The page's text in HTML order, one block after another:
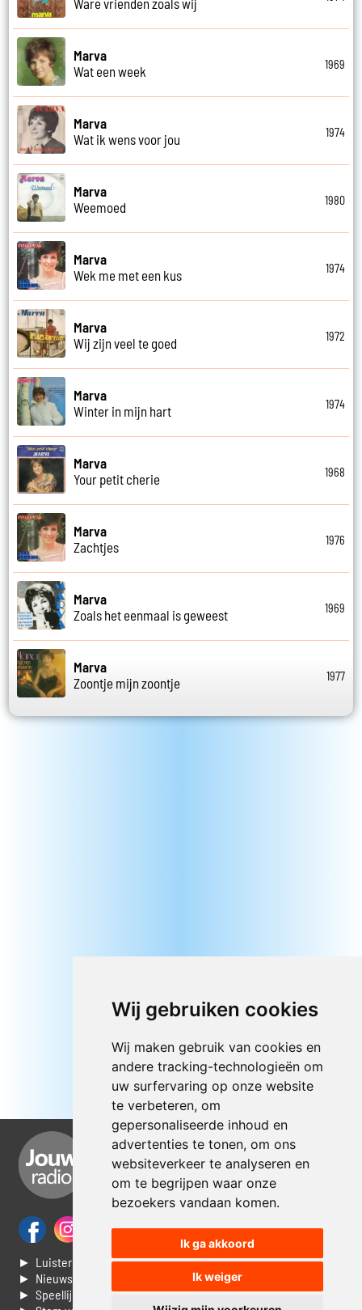
Wij gebruiken cookies
Wij maken gebruik van cookies en
andere tracking-technologieën om
uw surfervaring op onze website
te verbeteren, om
gepersonaliseerde inhoud en
advertenties te tonen, om ons
websiteverkeer te analyseren en
om te begrijpen waar onze
bezoekers vandaan komen.
Ik ga akkoord
Ik weiger
Marva
Wat een week
1969
Marva
Wat ik wens voor jou
1974
Marva
Weemoed
1980
Marva
Wek me met een kus
1974
Marva
Wij zijn veel te goed
1972
Marva
Winter in mijn hart
1974
Marva
Your petit cherie
1968
Marva
Zachtjes
1976
Marva
Zoals het eenmaal is geweest
1969
Marva
Zoontje mijn zoontje
1977
► Luisteren naar Jouwradio
► Nieuws
► Speellijst